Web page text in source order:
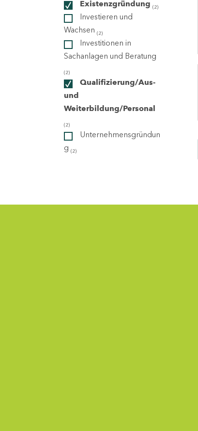
Existenzgründung (2)
Investieren und
Wachsen (2)
Investitionen in
Sachanlagen und Beratung
(2)
Qualifizierung/Aus-
und
Weiterbildung/Personal
(2)
Unternehmensgründun
g (2)